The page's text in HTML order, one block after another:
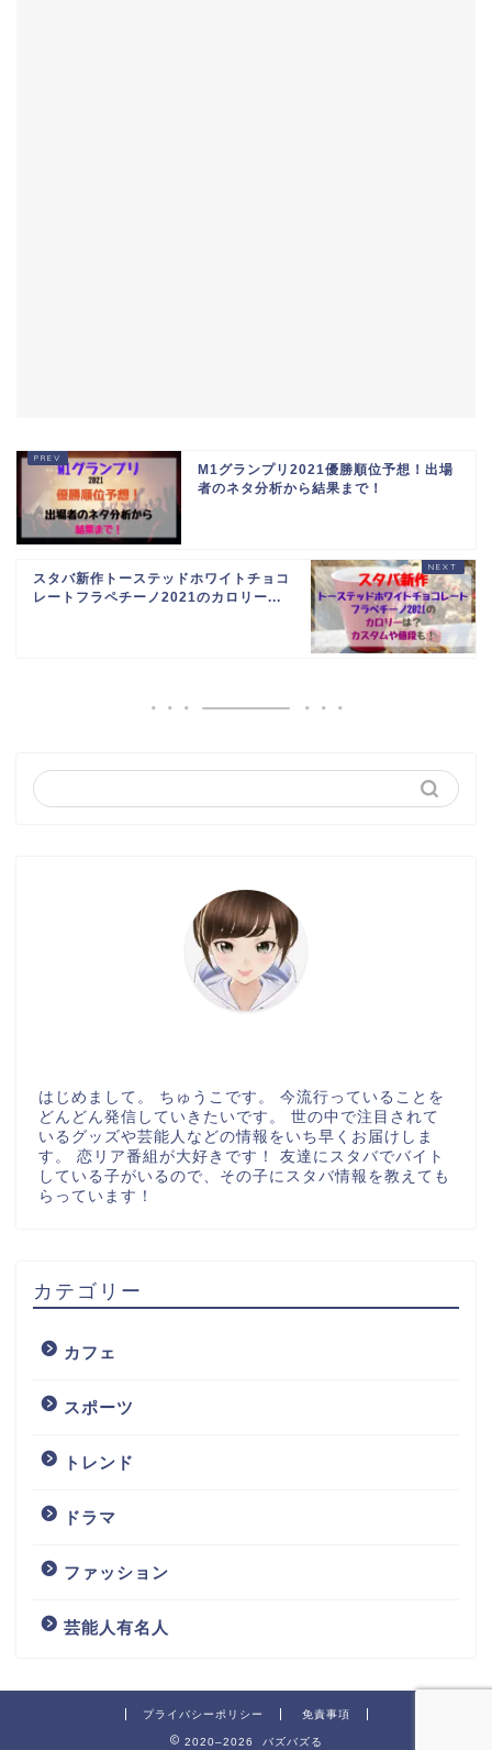
M1グランプリ2021優勝順位予想！出場
者のネタ分析から結果まで！
スタバ新作トーステッドホワイトチョコ
レートフラペチーノ2021のカロリー...
はじめまして。 ちゅうこです。 今流行っていることを
どんどん発信していきたいです。 世の中で注目されて
いるグッズや芸能人などの情報をいち早くお届けしま
す。 恋リア番組が大好きです！ 友達にスタバでバイト
している子がいるので、その子にスタバ情報を教えても
らっています！
カテゴリー
カフェ
スポーツ
トレンド
ドラマ
ファッション
芸能人有名人
プライバシーポリシー 免責事項
2020–2026 バズバズる